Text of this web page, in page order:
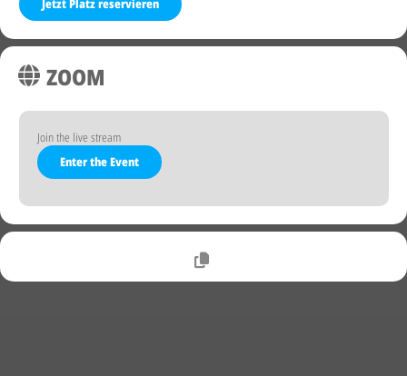
Jetzt Platz reservieren
ZOOM
Join the live stream
Enter the Event